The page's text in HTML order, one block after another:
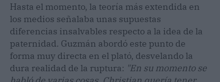
Hasta el momento, la teoría más extendida en
los medios señalaba unas supuestas
diferencias insalvables respecto a la idea de la
paternidad. Guzmán abordó este punto de
forma muy directa en el plató, desvelando la
dura realidad de la ruptura: "En su momento se